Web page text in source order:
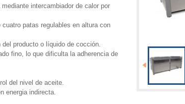
intercambiador de calor por
patas regulables en altura con
producto o líquido de cocción.
fino, lo que dificulta la adherencia de
del nivel de aceite.
energia indirecta.